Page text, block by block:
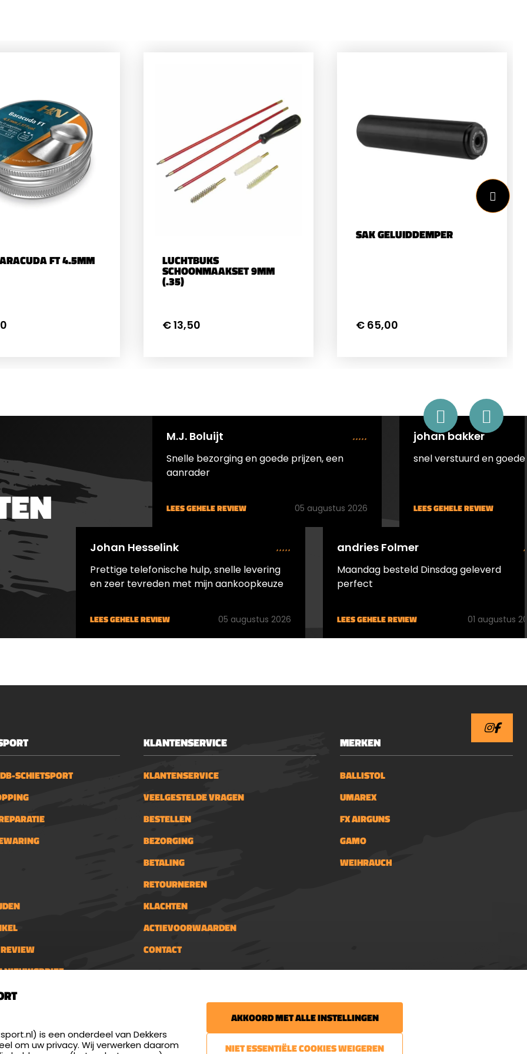
FT 4.5MM LUCHTBUKS
SCHOONMAAKSET 9MM
(.35)
€ 13,50
SAK GELUIDDEMPER
€ 65,00
M.J. Boluijt
Snelle bezorging en goede prijzen, een
aanrader
LEES GEHELE REVIEW 05 augustus 2026
Johan Hesselink
Prettige telefonische hulp, snelle levering
en zeer tevreden met mijn aankoopkeuze
LEES GEHELE REVIEW 05 augustus 2026
johan bakker
snel verstuurd en goede
LEES GEHELE REVIEW
andries Folmer
Maandag besteld Dinsdag geleverd
perfect
LEES GEHELE REVIEW 01 augustus
SCHIETSPORT
NIEUWSBRIEF
KLANTENSERVICE
KLANTENSERVICE
VEELGESTELDE VRAGEN
BESTELLEN
BEZORGING
BETALING
RETOURNEREN
KLACHTEN
ACTIEVOORWAARDEN
CONTACT
MERKEN
BALLISTOL
UMAREX
FX AIRGUNS
GAMO
WEIHRAUCH
21:00 uur
€5,- kortingsbon voor uw volgende bestelling.
Blijf op de hoogte van het laatste nieuws
is een onderdeel van Dekkers
om uw privacy. Wij verwerken daarom
AKKOORD MET ALLE INSTELLINGEN
NIET ESSENTIËLE COOKIES WEIGEREN